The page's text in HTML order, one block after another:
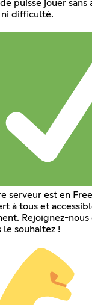
puisse jouer sans
ni difficulté.
serveur est en
à tous et
Rejoignez-nous
le souhaitez !